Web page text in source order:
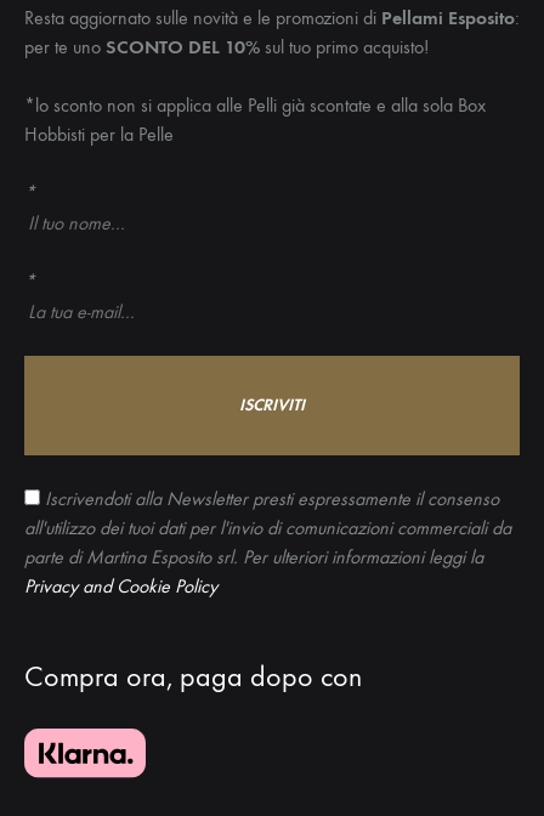
Resta aggiornato sulle novità e le promozioni di Pellami Esposito:
per te uno SCONTO DEL 10% sul tuo primo acquisto!
*lo sconto non si applica alle Pelli già scontate e alla sola Box
Hobbisti per la Pelle
*
*
Iscrivendoti alla Newsletter presti espressamente il consenso
all'utilizzo dei tuoi dati per l'invio di comunicazioni commerciali da
parte di Martina Esposito srl. Per ulteriori informazioni leggi la
Privacy and Cookie Policy
Compra ora, paga dopo con